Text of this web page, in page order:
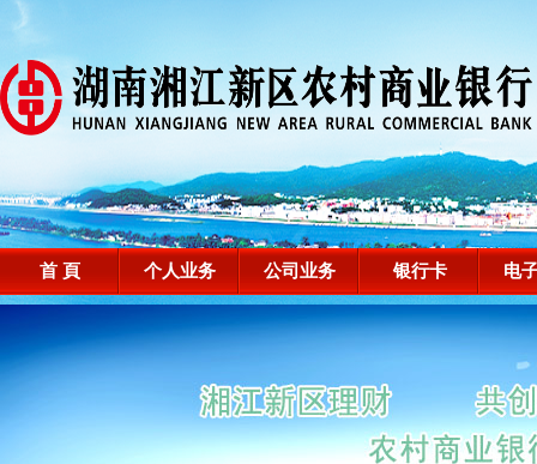
首 頁 个人业务 公司业务 银行卡 电